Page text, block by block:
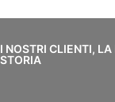
I NOSTRI CLIENTI,
STORIA